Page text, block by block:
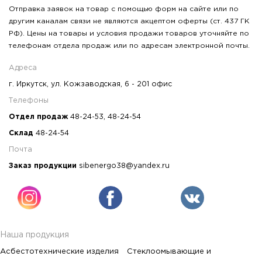
Отправка заявок на товар с помощью форм на сайте или по
другим каналам связи не являются акцептом оферты (ст. 437 ГК
РФ). Цены на товары и условия продажи товаров уточняйте по
телефонам отдела продаж или по адресам электронной почты.
Адреса
г. Иркутск, ул. Кожзаводская, 6 - 201 офис
Телефоны
Отдел продаж 48-24-53 48-24-54
Склад 48-24-54
Почта
Заказ продукции sibenergo38@yandex.ru
Наша продукция
Асбестотехнические изделия
Стеклоомывающие и